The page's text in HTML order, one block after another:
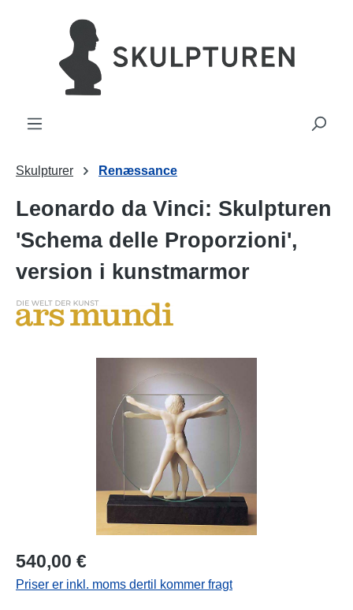
Skulpturer Renæssance
Leonardo da Vinci: Skulpturen
'Schema delle Proporzioni',
version i kunstmarmor
Spring over billedgalleri
540,00 €
Priser er inkl. moms dertil kommer fragt